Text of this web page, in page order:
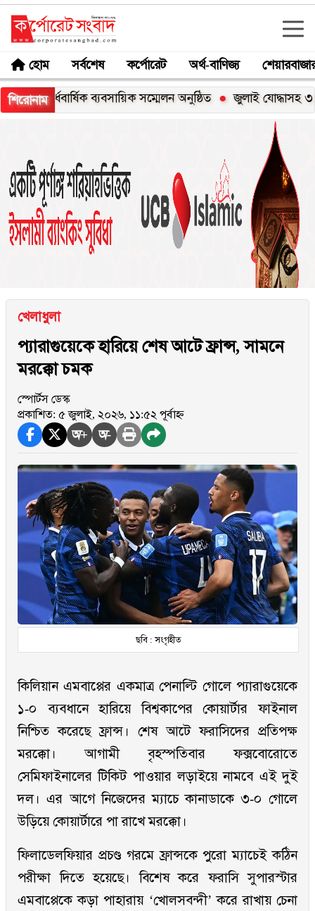
হোম সর্বশেষ কর্পোরেট অর্থ-বাণিজ্য
শিরোনামব্যবসায়িক সম্মেলন অনুষ্ঠিত জুলাই যোদ্ধাসহ ৩ জনকে
খেলাধুলা
প্যারাগুয়েকে হারিয়ে শেষ আটে ফ্রান্স, সামনে
মরক্কো চমক
স্পোর্টস ডেস্ক
প্রকাশিত: ৫ জুলাই, ২০২৬, ১১:৫২ পূর্বাহ্ন
অ+ অ-
ছবি : সংগৃহীত
কিলিয়ান এমবাপ্পের একমাত্র পেনাল্টি গোলে প্যারাগুয়েকে
১-০ ব্যবধানে হারিয়ে বিশ্বকাপের কোয়ার্টার ফাইনাল
নিশ্চিত করেছে ফ্রান্স। শেষ আটে ফরাসিদের প্রতিপক্ষ
মরক্কো। আগামী বৃহস্পতিবার ফক্সবোরোতে
সেমিফাইনালের টিকিট পাওয়ার লড়াইয়ে নামবে এই দুই
দল। এর আগে নিজেদের ম্যাচে কানাডাকে ৩-০ গোলে
উড়িয়ে কোয়ার্টারে পা রাখে মরক্কো।
ফিলাডেলফিয়ার প্রচণ্ড গরমে ফ্রান্সকে পুরো ম্যাচেই কঠিন
পরীক্ষা দিতে হয়েছে। বিশেষ করে ফরাসি সুপারস্টার
এমবাপ্পেকে কড়া পাহারায় ‘খোলসবন্দী’ করে রাখায় চেনা